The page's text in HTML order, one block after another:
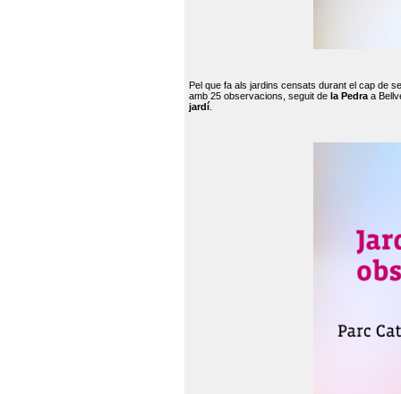
Pel que fa als jardins censats durant el cap de
amb 25 observacions, seguit de la Pedra a
jardí